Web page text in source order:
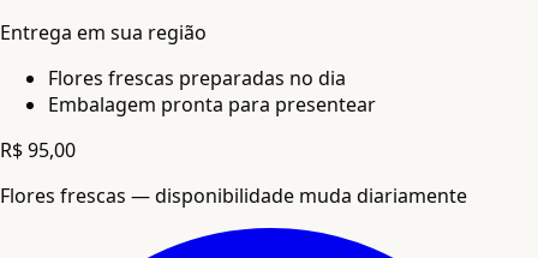
Entrega em sua região
Flores frescas preparadas no dia
Embalagem pronta para presentear
R$ 95,00
Flores frescas — disponibilidade muda diariamente